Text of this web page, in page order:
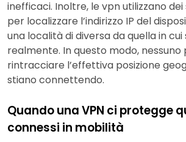
inefficaci. Inoltre, le vpn utilizzano
per localizzare l’indirizzo IP del
una località di diversa da quella in
realmente. In questo modo,
rintracciare l’effettiva posizione
stiano connettendo.
Quando una VPN ci protegge
connessi in mobilità